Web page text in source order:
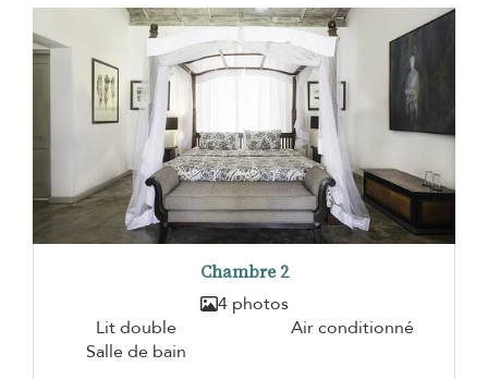
Chambre 2
4 photos
Lit double
Air conditionné
Salle de bain